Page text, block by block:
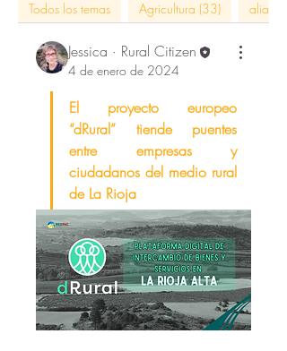
Todos los temas Agricultura (33)
Jessica · Rural Citizen
4 de enero de 2024
El proyecto europeo
“dRural” tiende puentes
entre empresas y
ciudadanos del medio rural
de La Rioja